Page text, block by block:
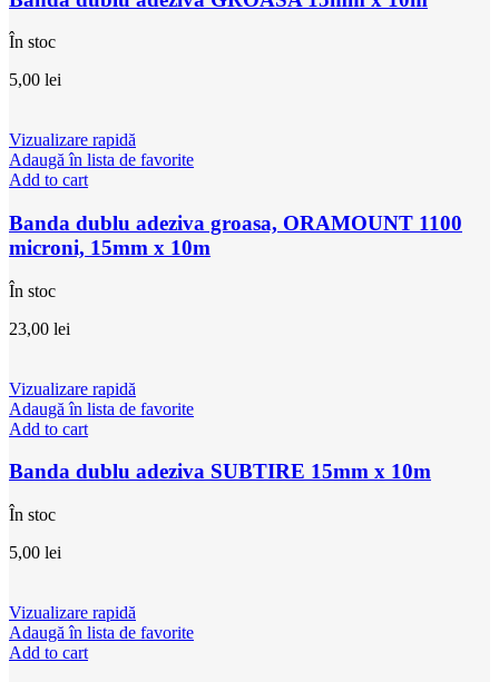
În stoc
5,00 lei
Vizualizare rapidă
Adaugă în lista de favorite
Add to cart
Banda dublu adeziva groasa, ORAMOUNT 1100
microni, 15mm x 10m
În stoc
23,00 lei
Vizualizare rapidă
Adaugă în lista de favorite
Add to cart
Banda dublu adeziva SUBTIRE 15mm x 10m
În stoc
5,00 lei
Vizualizare rapidă
Adaugă în lista de favorite
Add to cart